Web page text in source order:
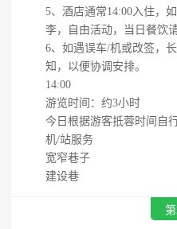
5、酒店通常14:00入住，
李，自由活动，当日餐饮
6、如遇误车/机或改签，
知，以便协调安排。
14:00
游览时间：约3小时
今日根据游客抵蓉时间自
机/站服务
宽窄巷子
建设巷